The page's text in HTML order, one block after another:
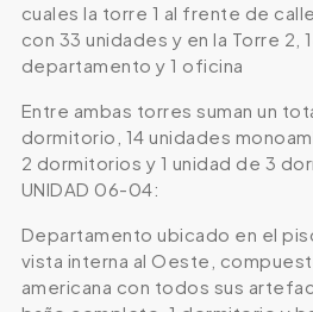
cuales la torre 1 al frente de
con 33 unidades y en la Torre 2,
departamento y 1 oficina
Entre ambas torres suman un
dormitorio, 14 unidades
2 dormitorios y 1 unidad de 3
UNIDAD 06-04:
Departamento ubicado en el
vista interna al Oeste,
americana con todos sus